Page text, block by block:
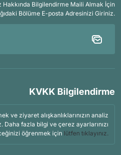
Bilgilendirme Maili Almak İçin
Bölüme E-posta Adresinizi Giriniz.
KVKK Bilgilendirme
ve ziyaret alışkanlıklarınızın analiz
fazla bilgi ve çerez ayarlarınızı
öğrenmek için lütfen tıklayınız.